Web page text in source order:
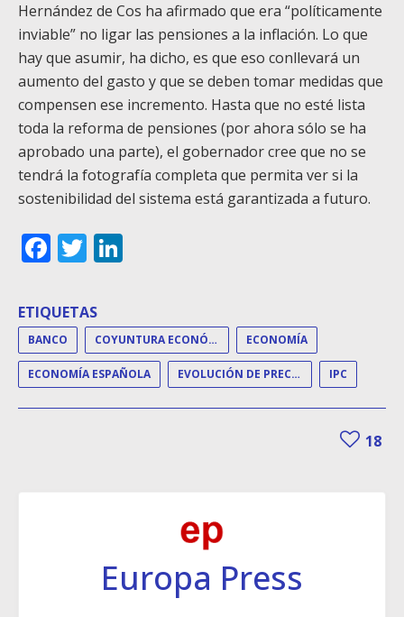
Hernández de Cos ha afirmado que era “políticamente
inviable” no ligar las pensiones a la inflación. Lo que
hay que asumir, ha dicho, es que eso conllevará un
aumento del gasto y que se deben tomar medidas que
compensen ese incremento. Hasta que no esté lista
toda la reforma de pensiones (por ahora sólo se ha
aprobado una parte), el gobernador cree que no se
tendrá la fotografía completa que permita ver si la
sostenibilidad del sistema está garantizada a futuro.
Facebook
Twitter
ETIQUETAS
BANCO COYUNTURA ECONÓMICA ECONOMÍA
ECONOMÍA ESPAÑOLA EVOLUCIÓN DE PRECIOS IPC
18
Europa Press